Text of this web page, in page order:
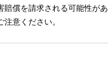
賠償を請求される可能性があ
注意ください。